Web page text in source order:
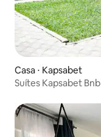
Casa ⋅ Kapsabet
Suítes Kapsabet Bnb